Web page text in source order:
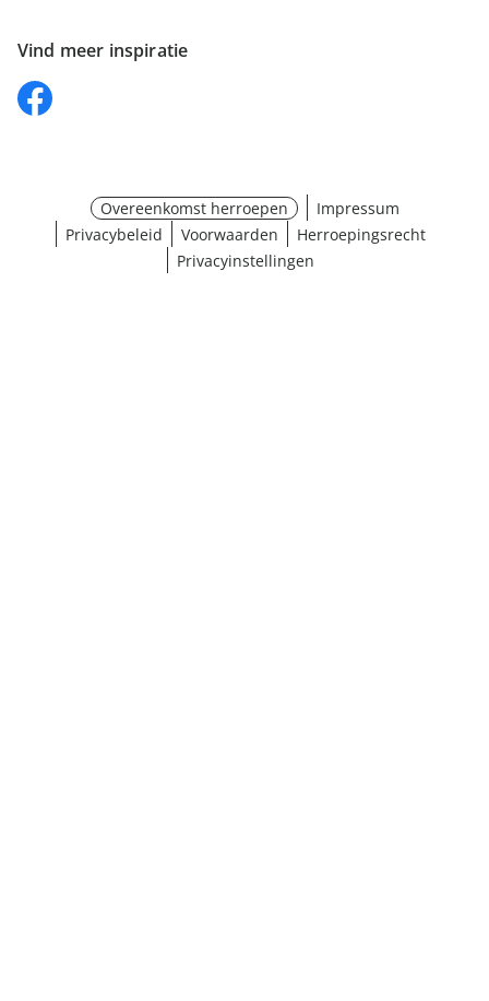
Vind meer inspiratie
Overeenkomst herroepen
Impressum
Privacybeleid
Voorwaarden
Herroepingsrecht
Privacyinstellingen